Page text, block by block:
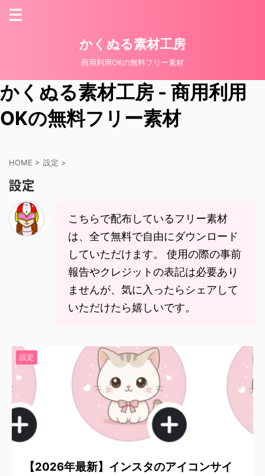
かくぬる素材工房
商用利用OKの無料フリー素材
かくぬる素材工房 - 商用利用
OKの無料フリー素材
HOME > 設定 >
設定
こちらで配布しているフリー素材
は、全て無料で自由にダウンロード
していただけます。 使用の際の事前
報告やクレジットの表記は必要あり
ませんが、気に入ったらシェアして
いただけたら嬉しいです。
設定
【2026年最新】インスタのアイコンサイ